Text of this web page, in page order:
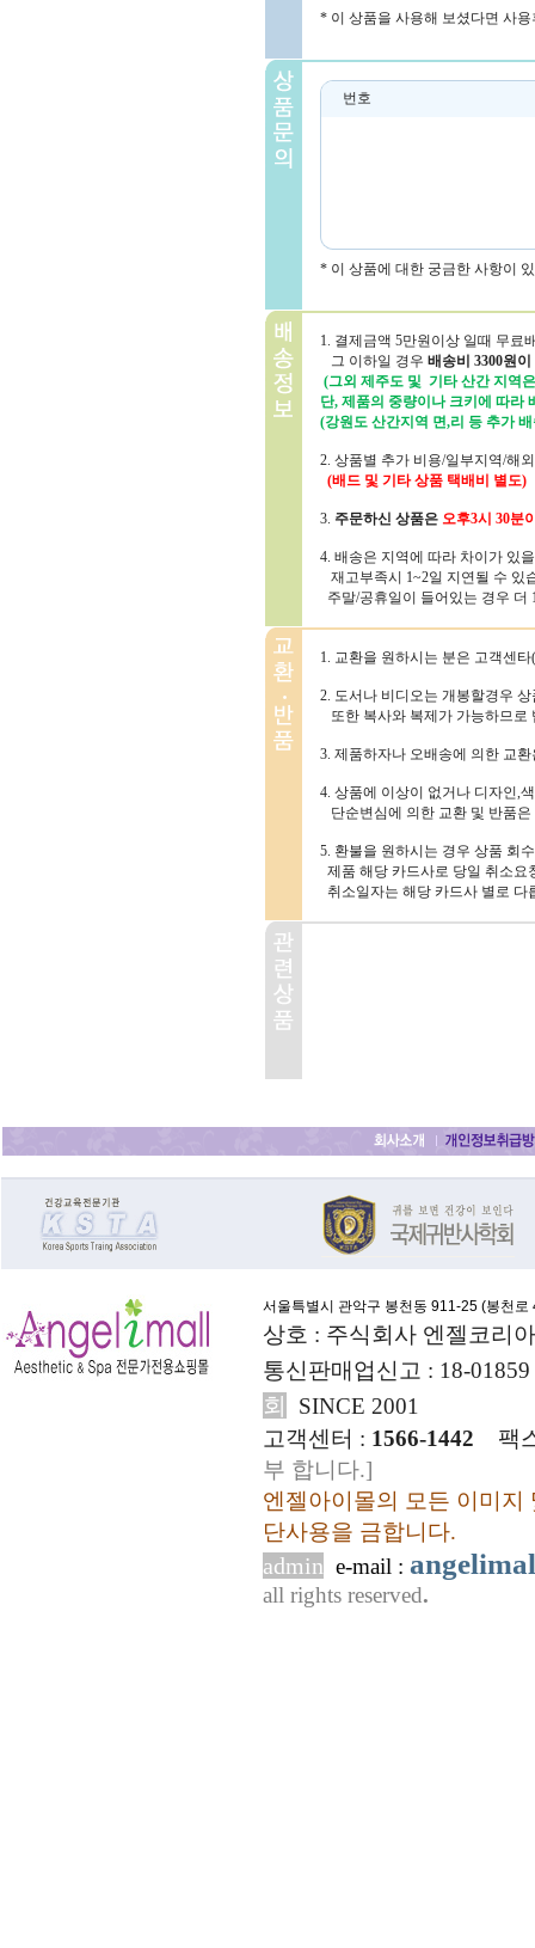
* 이 상품을 사용해 보셨다면 사
번호
* 이 상품에 대한 궁금한 사항이
1. 결제금액 5만원이상 일때 무료
그 이하일 경우 배송비 3300원이
(그외 제주도 및 기타 산간 지역
단, 제품의 중량이나 크키에 따라
(강원도 산간지역 면,리 등 추가
2. 상품별 추가 비용/일부지역/해
(배드 및 기타 상품 택배비 별도)
3. 주문하신 상품은 오후3시 30분
4. 배송은 지역에 따라 차이가 있
재고부족시 1~2일 지연될 수 있
주말/공휴일이 들어있는 경우 더
1. 교환을 원하시는 분은 고객센
2. 도서나 비디오는 개봉할경우
또한 복사와 복제가 가능하므로
3. 제품하자나 오배송에 의한 교
4. 상품에 이상이 없거나 디자인,
단순변심에 의한 교환 및 반품
5. 환불을 원하시는 경우 상품 회
제품 해당 카드사로 당일 취소요
취소일자는 해당 카드사 별로 다
서울특별시 관악구 봉천동 911-25 (봉천로
상호 : 주식회사 엔젤코리
통신판매업신고 : 18-
회
SINCE 2001
고객센터 : 1566-1442
팩
부 합니다.]
엔젤아이몰의 모든 이미지
단사용을 금합니다.
admin e-mail :
all rights reserved.